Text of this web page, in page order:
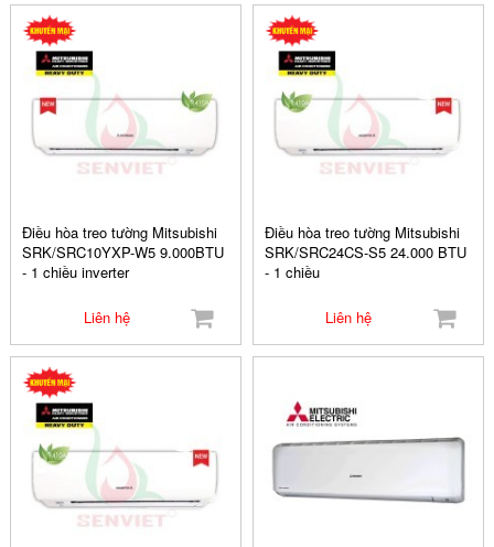
Điều hòa treo tường Mitsubishi
SRK/SRC10YXP-W5 9.000BTU
- 1 chiều inverter
Liên hệ
Điều hòa treo tường Mitsubishi
SRK/SRC24CS-S5 24.000 BTU
- 1 chiều
Liên hệ